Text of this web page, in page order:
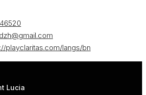
playclaritas.com/langs/bn
Lucia